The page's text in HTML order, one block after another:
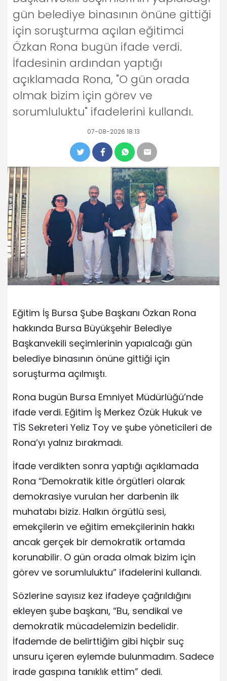
gün belediye binasının önüne gittiği
için soruşturma açılan eğitimci
Özkan Rona bugün ifade verdi.
İfadesinin ardından yaptığı
açıklamada Rona, "O gün orada
olmak bizim için görev ve
sorumluluktu" ifadelerini kullandı.
07-08-2026 18:13
Eğitim İş Bursa Şube Başkanı Özkan Rona
hakkında Bursa Büyükşehir Belediye
Başkanvekili seçimlerinin yapıalcağı gün
belediye binasının önüne gittiği için
soruşturma açılmıştı.
Rona bugün Bursa Emniyet Müdürlüğü’nde
ifade verdi. Eğitim İş Merkez Özük Hukuk ve
TİS Sekreteri Yeliz Toy ve şube yöneticileri de
Rona’yı yalnız bırakmadı.
İfade verdikten sonra yaptığı açıklamada
Rona “Demokratik kitle örgütleri olarak
demokrasiye vurulan her darbenin ilk
muhatabı biziz. Halkın örgütlü sesi,
emekçilerin ve eğitim emekçilerinin hakkı
ancak gerçek bir demokratik ortamda
korunabilir. O gün orada olmak bizim için
görev ve sorumluluktu” ifadelerini kullandı.
Sözlerine sayısız kez ifadeye çağrıldığını
ekleyen şube başkanı, “Bu, sendikal ve
demokratik mücadelemizin bedelidir.
İfademde de belirttiğim gibi hiçbir suç
unsuru içeren eylemde bulunmadım. Sadece
irade gaspına tanıklık ettim” dedi.